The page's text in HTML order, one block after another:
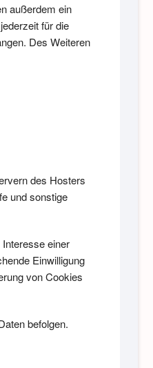
außerdem ein
für die
Des Weiteren
des Hosters
und sonstige
einer
Einwilligung
von Cookies
befolgen.